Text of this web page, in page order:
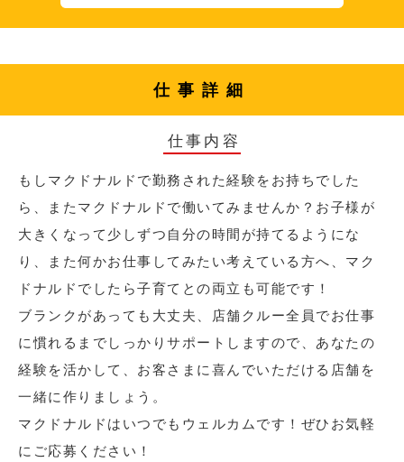
仕事詳細
仕事内容
もしマクドナルドで勤務された経験をお持ちでした
ら、またマクドナルドで働いてみませんか？お子様が
大きくなって少しずつ自分の時間が持てるようにな
り、また何かお仕事してみたい考えている方へ、マク
ドナルドでしたら子育てとの両立も可能です！
ブランクがあっても大丈夫、店舗クルー全員でお仕事
に慣れるまでしっかりサポートしますので、あなたの
経験を活かして、お客さまに喜んでいただける店舗を
一緒に作りましょう。
マクドナルドはいつでもウェルカムです！ぜひお気軽
にご応募ください！